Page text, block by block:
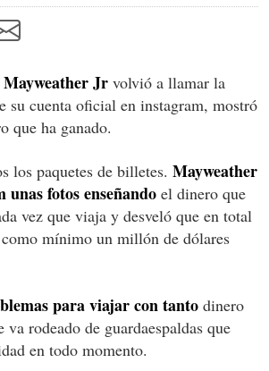
Jr volvió a llamar la
su cuenta oficial en instagram, mostró
que ha ganado.
los paquetes de billetes. Mayweather
unas fotos enseñando el dinero que
vez que viaja y desveló que en total
mínimo un millón de dólares
para viajar con tanto dinero
va rodeado de guardaespaldas que
en todo momento.